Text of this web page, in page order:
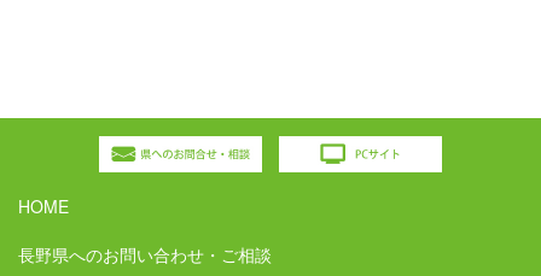
HOME
長野県へのお問い合わせ・ご相談